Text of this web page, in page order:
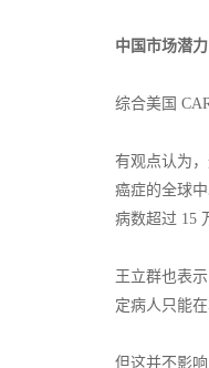
中 国市场潜
综合美国
有观点认为
癌症的全球
病数超过 15
王立群也表
定病人只能
但这并不影